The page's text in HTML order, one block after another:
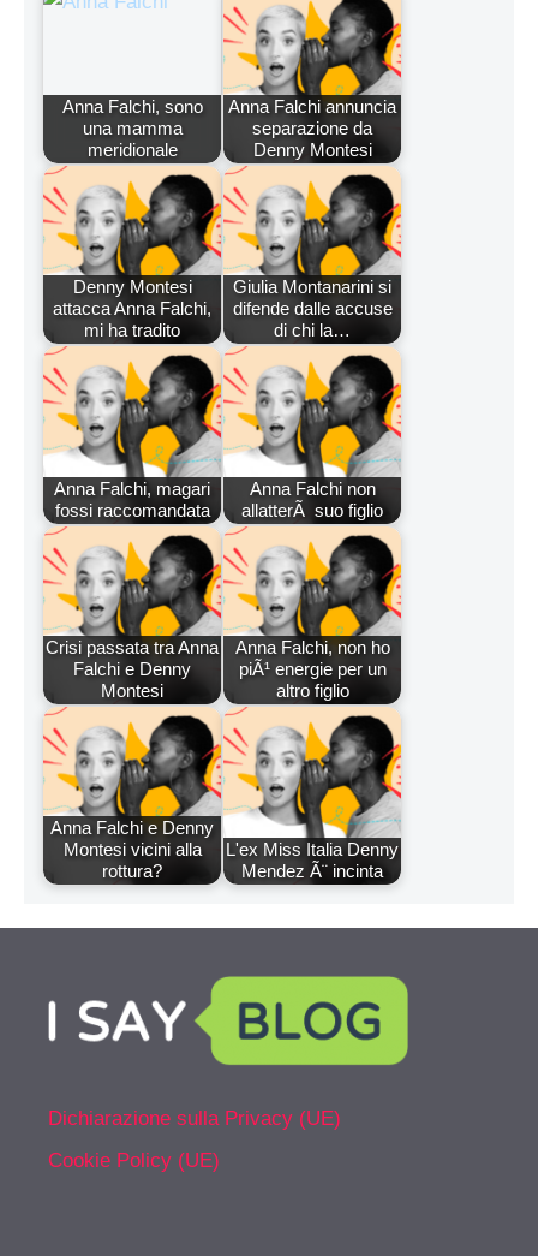
Anna Falchi, sono
una mamma
meridionale
Anna Falchi annuncia
separazione da
Denny Montesi
Denny Montesi
attacca Anna Falchi,
mi ha tradito
Giulia Montanarini si
difende dalle accuse
di chi la…
Anna Falchi, magari
fossi raccomandata
Anna Falchi non
allatterÃ suo figlio
Crisi passata tra Anna
Falchi e Denny
Montesi
Anna Falchi, non ho
piÃ¹ energie per un
altro figlio
Anna Falchi e Denny
Montesi vicini alla
rottura?
L'ex Miss Italia Denny
Mendez Ã¨ incinta
Dichiarazione sulla Privacy (UE)
Cookie Policy (UE)